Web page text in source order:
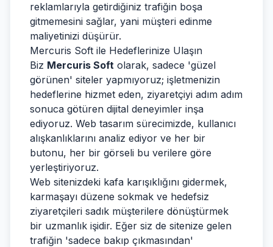
reklamlarıyla getirdiğiniz trafiğin boşa
gitmemesini sağlar, yani müşteri edinme
maliyetinizi düşürür.
Mercuris Soft ile Hedeflerinize Ulaşın
Biz Mercuris Soft olarak, sadece 'güzel
görünen' siteler yapmıyoruz; işletmenizin
hedeflerine hizmet eden, ziyaretçiyi adım adım
sonuca götüren dijital deneyimler inşa
ediyoruz. Web tasarım sürecimizde, kullanıcı
alışkanlıklarını analiz ediyor ve her bir
butonu, her bir görseli bu verilere göre
yerleştiriyoruz.
Web sitenizdeki kafa karışıklığını gidermek,
karmaşayı düzene sokmak ve hedefsiz
ziyaretçileri sadık müşterilere dönüştürmek
bir uzmanlık işidir. Eğer siz de sitenize gelen
trafiğin 'sadece bakıp çıkmasından'